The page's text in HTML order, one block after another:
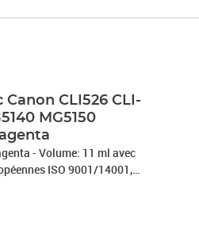
CLI526 CLI-
MG5150
ml avec
ISO 9001/14001,
qui garantie une